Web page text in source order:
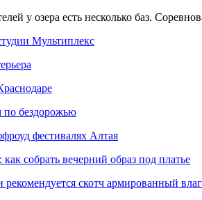
у озера есть несколько баз.
Мультиплекс
по бездорожью
фестивалях Алтая
собрать вечерний образ под платье
скотч армированный